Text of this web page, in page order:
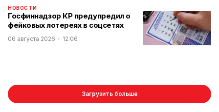
НОВОСТИ
Госфиннадзор КР предупредил о
фейковых лотереях в соцсетях
06 августа 2026 12:06
Загрузить больше